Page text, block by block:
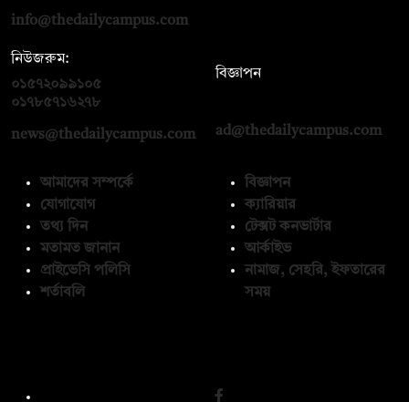
info@thedailycampus.com
নিউজরুম:
০১৫৭২০৯৯১০৫
০১৭৮৫৭১৬২৭৮
news@thedailycampus.com
বিজ্ঞাপন
ad@thedailycampus.com
আমাদের সম্পর্কে
যোগাযোগ
তথ্য দিন
মতামত জানান
প্রাইভেসি পলিসি
শর্তাবলি
বিজ্ঞাপন
ক্যারিয়ার
টেক্সট কনভার্টার
আর্কাইভ
নামাজ, সেহরি, ইফতারের
সময়